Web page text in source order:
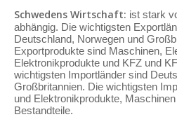
Schwedens Wirtschaft: ist stark
abhängig. Die wichtigsten
Deutschland, Norwegen und
Exportprodukte sind Maschinen,
Elektronikprodukte und KFZ und
wichtigsten Importländer sind
Großbritannien. Die wichtigsten
und Elektronikprodukte,
Bestandteile.